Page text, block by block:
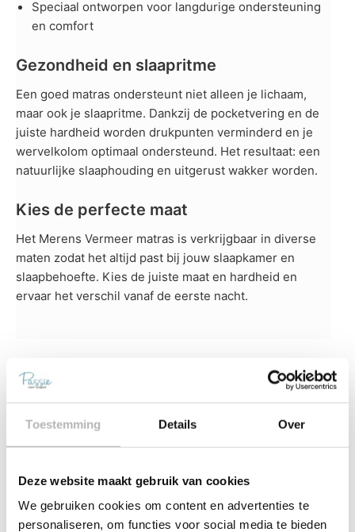
Toestemming Details Over
Deze website maakt gebruik van cookies
We gebruiken cookies om content en advertenties te
personaliseren, om functies voor social media te bieden
Speciaal ontworpen voor langdurige ondersteuning
en comfort
Gezondheid en slaapritme
Een goed matras ondersteunt niet alleen je lichaam,
maar ook je slaapritme. Dankzij de pocketvering en de
juiste hardheid worden drukpunten verminderd en je
wervelkolom optimaal ondersteund. Het resultaat: een
natuurlijke slaaphouding en uitgerust wakker worden.
Kies de perfecte maat
Het Merens Vermeer matras is verkrijgbaar in diverse
maten zodat het altijd past bij jouw slaapkamer en
slaapbehoefte. Kies de juiste maat en hardheid en
ervaar het verschil vanaf de eerste nacht.
Gerelateerde producten